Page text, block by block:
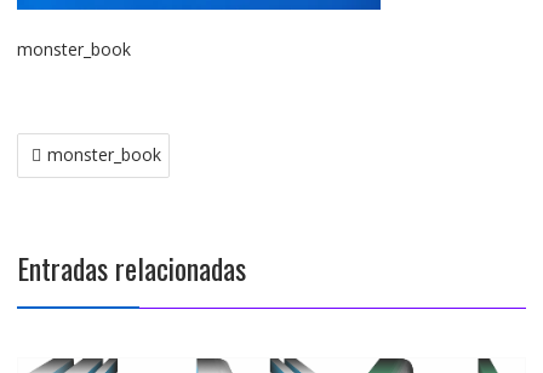
monster_book
Navegación
de
monster_book
Entradas relacionadas